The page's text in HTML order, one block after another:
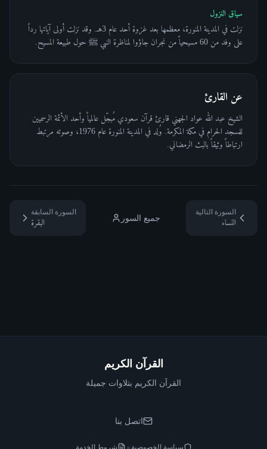
سياق النزول
نزلت في المدينة المنورة، معظمها بعد غزوة أحد عام 3هـ. وقد نزلت أولى آياتها رداً
على وفد من 60 مسيحياً من نجران جاؤوا لمناظرة النبي ﷺ حول طبيعة المسيح.
عن القارئ
الشيخ عبد الله عواد الجهني قارئ قرآن سعودي مُبجّل عالمياً وأحد الأئمة الرسميين
للمسجد الحرام في مكة المكرمة. وُلد في المدينة المنورة عام 1976، وصوته مرتبط
ارتباطاً وثيقاً بالبث الرمضاني.
السورة السابقة
البقرة
جميع السور
السورة التالية
النساء
القرآن الكريم
القرآن الكريم بتلاوات جميلة
اتصل بنا
سياسة الخصوصية شروط الخدمة